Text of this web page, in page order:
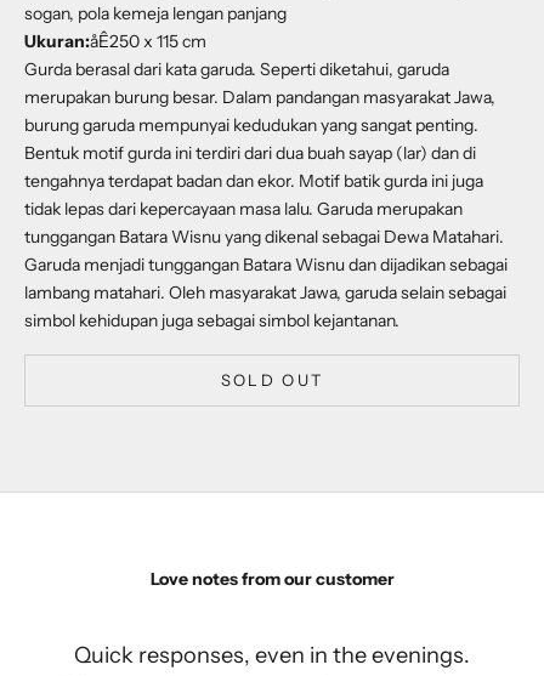
sogan, pola kemeja lengan panjang
Ukuran:åÊ250 x 115 cm
Gurda berasal dari kata garuda. Seperti diketahui, garuda
merupakan burung besar. Dalam pandangan masyarakat Jawa,
burung garuda mempunyai kedudukan yang sangat penting.
Bentuk motif gurda ini terdiri dari dua buah sayap (lar) dan di
tengahnya terdapat badan dan ekor. Motif batik gurda ini juga
tidak lepas dari kepercayaan masa lalu. Garuda merupakan
tunggangan Batara Wisnu yang dikenal sebagai Dewa Matahari.
Garuda menjadi tunggangan Batara Wisnu dan dijadikan sebagai
lambang matahari. Oleh masyarakat Jawa, garuda selain sebagai
simbol kehidupan juga sebagai simbol kejantanan.
SOLD OUT
Love notes from our customer
Quick responses, even in the evenings.